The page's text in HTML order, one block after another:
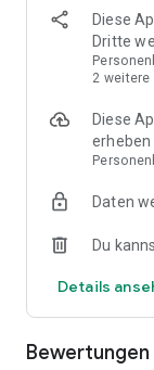
Interessen oder
Singles, um sie
Gespräche im
Leute im Chat zu
So kannst du
chatten und
Chat kannst du
Gespräch. Hier
Lust auf Chat,
💖 Flirt & Dating:
Knuddels ist der
Diese
Dritte
2 weitere
Diese
erheben
Daten
Du
Details